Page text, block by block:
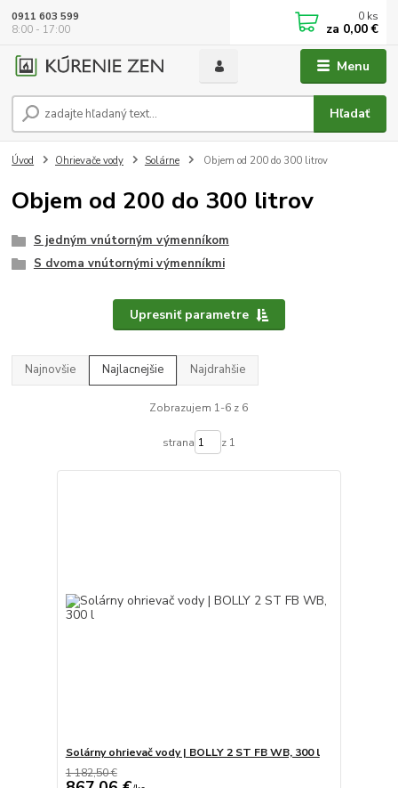
Menu
Hľadať
0911 603 599
8:00 - 17:00
0 ks
za 0,00 €
Úvod Ohrievače vody Solárne Objem od 200 do 300 litrov
Objem od 200 do 300 litrov
S jedným vnútorným výmenníkom
S dvoma vnútornými výmenníkmi
Upresniť parametre
Najnovšie Najlacnejšie Najdrahšie
Zobrazujem 1-6 z 6
strana z 1
Solárny ohrievač vody | BOLLY 2 ST FB WB, 300 l
1 182,50 €